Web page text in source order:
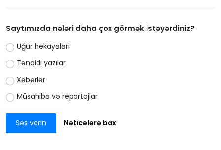
Saytımızda nələri daha çox görmək istəyərdiniz?
Uğur hekayələri
Tənqidi yazılar
Xəbərlər
Müsahibə və reportajlar
Səs verin Nəticələrə bax